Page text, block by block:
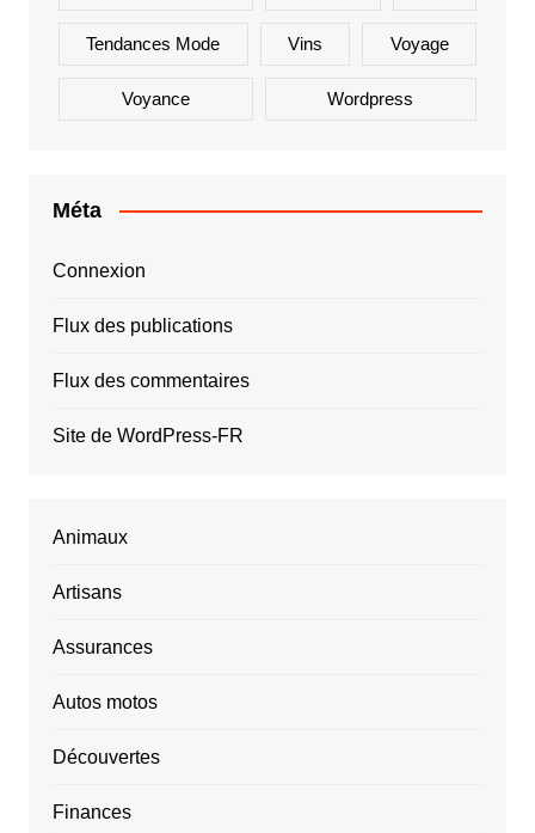
Tendances Mode Vins Voyage
Voyance Wordpress
Méta
Connexion
Flux des publications
Flux des commentaires
Site de WordPress-FR
Animaux
Artisans
Assurances
Autos motos
Découvertes
Finances